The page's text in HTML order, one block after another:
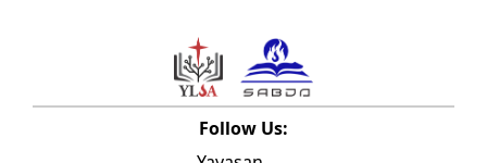
Follow Us: